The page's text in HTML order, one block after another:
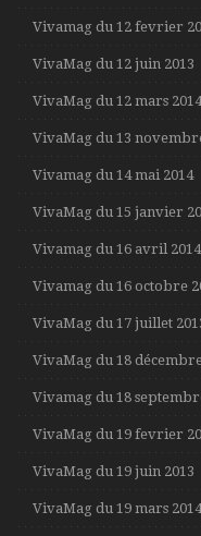
Vivamag du 12 fevrier
VivaMag du 12 juin 2013
VivaMag du 12 mars 2014
VivaMag du 13
Vivamag du 14 mai 2014
VivaMag du 15 janvier
Vivamag du 16 avril 2014
Vivamag du 16 octobre
VivaMag du 17 juillet
VivaMag du 18
Vivamag du 18
VivaMag du 19 fevrier
VivaMag du 19 juin 2013
VivaMag du 19 mars 2014